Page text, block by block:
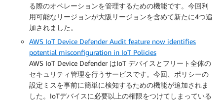
る際のオペレーションを管理するための機能です。今回利
用可能なリージョンが大阪リージョンを含めて新たに4つ追
加されました。
AWS IoT Device Defender Audit feature now identifies
potential misconfiguration in IoT Policies
AWS IoT Device Defender はIoT デバイスとフリート全体の
セキュリティ管理を行うサービスです。今回、ポリシーの
設定ミスを事前に簡単に検知するための機能が追加されま
した。IoTデバイスに必要以上の権限をつけてしまっている